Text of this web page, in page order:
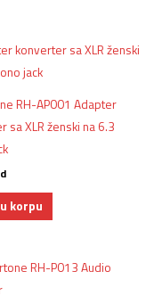
RH-AP001 Adapter
sa XLR ženski na 6.3
korpu